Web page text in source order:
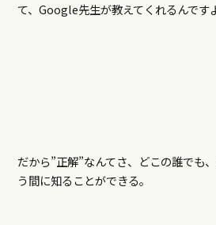
て、Google先生が教えてくれるんです
だから”正解”なんてさ、どこの誰でも
う間に知ることができる。